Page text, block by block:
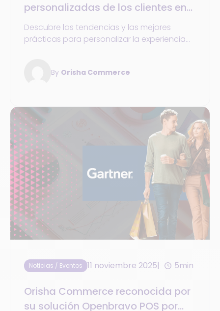
personalizadas de los clientes en
tienda están transformando el
recorrido de compras en 2025
Descubre las tendencias y las mejores
prácticas para personalizar la experiencia
By Orisha Commerce
Noticias / Eventos 11 noviembre 2025 5min
Orisha Commerce reconocida por
su solución Openbravo POS por